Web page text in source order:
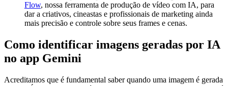
restante do
permanece em
sombra.
Flow, nossa ferramenta de produção de vídeo com IA, para
dar a criativos, cineastas e profissionais de marketing ainda
mais precisão e controle sobre seus frames e cenas.
Como identificar imagens geradas por IA
no app Gemini
Acreditamos que é fundamental saber quando uma imagem é gerada